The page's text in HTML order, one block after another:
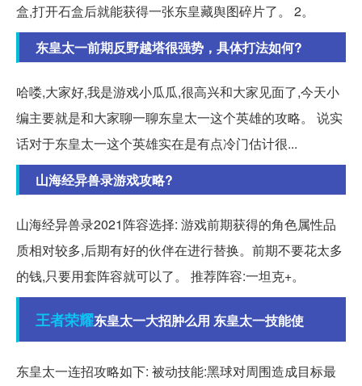
盒,打开石盒后就能获得一张东皇藏舆图碎片了。 2。
东皇太一前期反野越塔很强势，具体打法如何?
哈喽,大家好,我是游戏小瓜瓜,很高兴和大家见面了,今天小
编主要就是和大家聊一聊东皇太一这个英雄的攻略。 说实
话对于东皇太一这个英雄实在是有点冷门估计很...
山海经异兽录游戏攻略?
山海经异兽录2021阵容选择: 游戏前期获得的角色属性品
质相对较多,后期有好的伙伴在进行替换。前期不要花太多
的钱,只要用套阵容就可以了。 推荐阵容:一坦克+。
王者荣耀东皇太一大招肿么用 东皇太一技能使
东皇太一连招攻略如下: 被动技能:黑球对周围造成目标最